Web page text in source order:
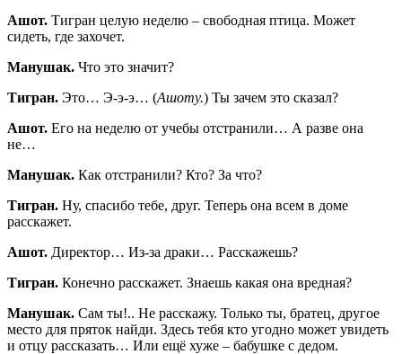
Ашот. Тигран целую неделю – свободная птица. Может
сидеть, где захочет.
Манушак. Что это значит?
Тигран. Это… Э-э-э… (Ашоту.) Ты зачем это сказал?
Ашот. Его на неделю от учебы отстранили… А разве она
не…
Манушак. Как отстранили? Кто? За что?
Тигран. Ну, спасибо тебе, друг. Теперь она всем в доме
расскажет.
Ашот. Директор… Из-за драки… Расскажешь?
Тигран. Конечно расскажет. Знаешь какая она вредная?
Манушак. Сам ты!.. Не расскажу. Только ты, братец, другое
место для пряток найди. Здесь тебя кто угодно может увидеть
и отцу рассказать… Или ещё хуже – бабушке с дедом.